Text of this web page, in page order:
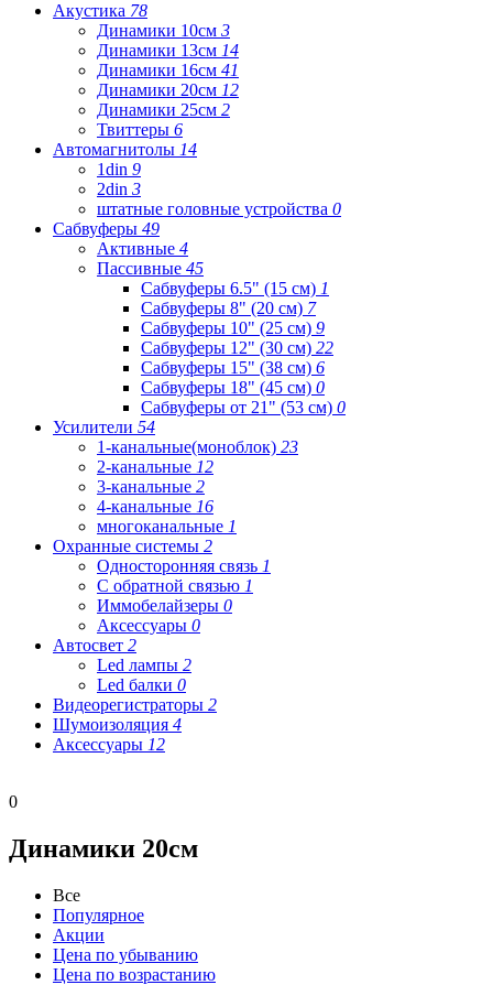
Акустика 78
Динамики 10см 3
Динамики 13см 14
Динамики 16см 41
Динамики 20см 12
Динамики 25см 2
Твиттеры 6
Автомагнитолы 14
1din 9
2din 3
штатные головные устройства 0
Сабвуферы 49
Активные 4
Пассивные 45
Сабвуферы 6.5" (15 см) 1
Сабвуферы 8" (20 см) 7
Сабвуферы 10" (25 см) 9
Сабвуферы 12" (30 см) 22
Сабвуферы 15" (38 см) 6
Сабвуферы 18" (45 см) 0
Сабвуферы от 21" (53 см) 0
Усилители 54
1-канальные(моноблок) 23
2-канальные 12
3-канальные 2
4-канальные 16
многоканальные 1
Охранные системы 2
Односторонняя связь 1
С обратной связью 1
Иммобелайзеры 0
Аксессуары 0
Автосвет 2
Led лампы 2
Led балки 0
Видеорегистраторы 2
Шумоизоляция 4
Аксессуары 12
0
Динамики 20см
Все
Популярное
Акции
Цена по убыванию
Цена по возрастанию